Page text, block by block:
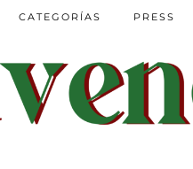
CATEGORÍAS PRESS